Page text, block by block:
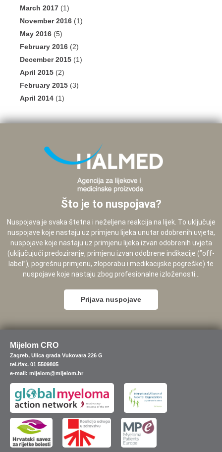
March 2017 (1)
November 2016 (1)
May 2016 (5)
February 2016 (2)
December 2015 (1)
April 2015 (2)
February 2015 (3)
April 2014 (1)
Što je to nuspojava?
Nuspojava je svaka štetna i neželjena reakcija na lijek. To uključuje
nuspojave koje nastaju uz primjenu lijeka unutar odobrenih uvjeta,
nuspojave koje nastaju uz primjenu lijeka izvan odobrenih uvjeta
(uključujući predoziranje, primjenu izvan odobrene indikacije (”off-
label”), pogrešnu primjenu, zloporabu i medikacijske pogreške) te
nuspojave koje nastaju zbog profesionalne izloženosti...
Prijava nuspojave
Mijelom CRO
Zagreb, Ulica grada Vukovara 226 G
tel./fax. 01 5509805
e-mail: mijelom@mijelom.hr